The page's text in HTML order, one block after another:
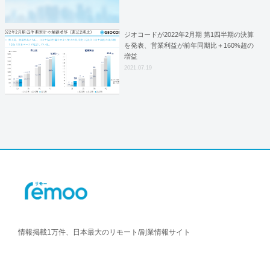
ジオコードが2022年2月期 第1四半期の決算
を発表、営業利益が前年同期比＋160%超の
増益
2021.07.19
情報掲載1万件、日本最大のリモート/副業情報サイト